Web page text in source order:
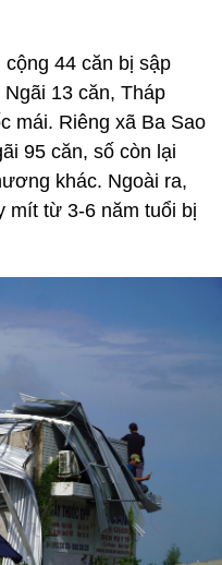
44 căn bị sập
13 căn, Tháp
mái. Riêng xã Ba Sao
95 căn, số còn lại
khác. Ngoài ra,
mít từ 3-6 năm tuổi bị